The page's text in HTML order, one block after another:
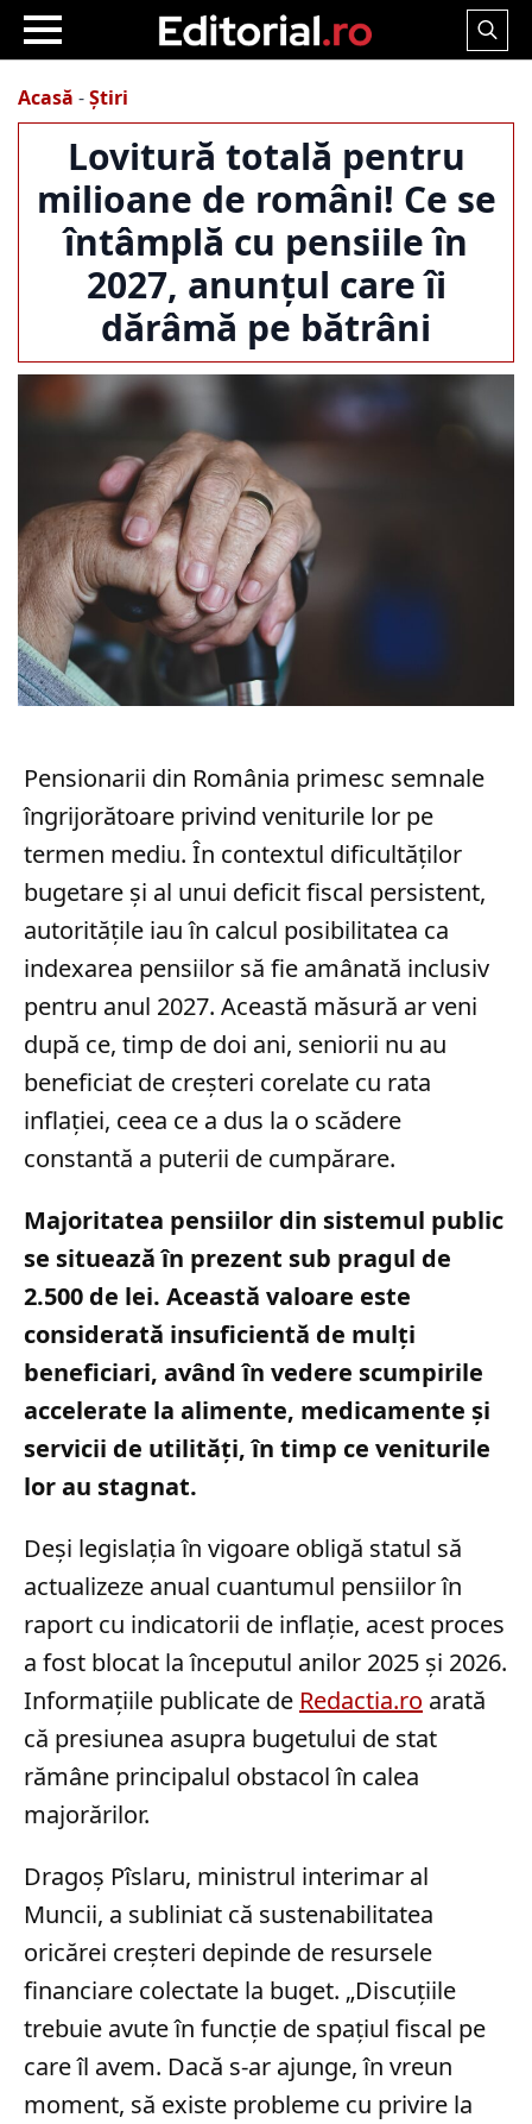
Search
Acasă -Știri
Lovitură totală pentru
milioane de români! Ce se
întâmplă cu pensiile în
2027, anunțul care îi
dărâmă pe bătrâni
Pensionarii din România primesc semnale
îngrijorătoare privind veniturile lor pe
termen mediu. În contextul dificultăților
bugetare și al unui deficit fiscal persistent,
autoritățile iau în calcul posibilitatea ca
indexarea pensiilor să fie amânată inclusiv
pentru anul 2027. Această măsură ar veni
după ce, timp de doi ani, seniorii nu au
beneficiat de creșteri corelate cu rata
inflației, ceea ce a dus la o scădere
constantă a puterii de cumpărare.
Majoritatea pensiilor din sistemul public
se situează în prezent sub pragul de
2.500 de lei. Această valoare este
considerată insuficientă de mulți
beneficiari, având în vedere scumpirile
accelerate la alimente, medicamente și
servicii de utilități, în timp ce veniturile
lor au stagnat.
Deși legislația în vigoare obligă statul să
actualizeze anual cuantumul pensiilor în
raport cu indicatorii de inflație, acest proces
a fost blocat la începutul anilor 2025 și 2026.
Informațiile publicate de Redactia.ro arată
că presiunea asupra bugetului de stat
rămâne principalul obstacol în calea
majorărilor.
Dragoș Pîslaru, ministrul interimar al
Muncii, a subliniat că sustenabilitatea
oricărei creșteri depinde de resursele
financiare colectate la buget. „Discuțiile
trebuie avute în funcție de spațiul fiscal pe
care îl avem. Dacă s-ar ajunge, în vreun
moment, să existe probleme cu privire la